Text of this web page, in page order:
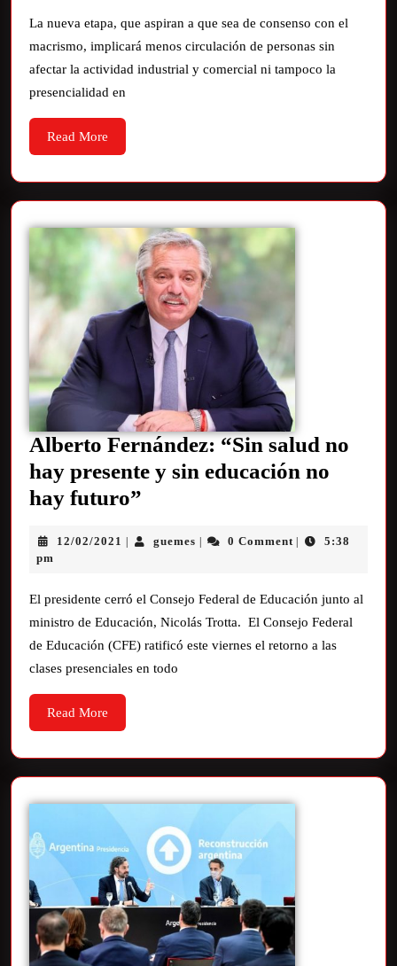
La nueva etapa, que aspiran a que sea de consenso con el
macrismo, implicará menos circulación de personas sin
afectar la actividad industrial y comercial ni tampoco la
presencialidad en
Read More
Alberto Fernández: “Sin salud no
hay presente y sin educación no
hay futuro”
12/02/2021 | guemes | 0 Comment |
5:38
pm
El presidente cerró el Consejo Federal de Educación junto al
ministro de Educación, Nicolás Trotta. El Consejo Federal
de Educación (CFE) ratificó este viernes el retorno a las
clases presenciales en todo
Read More